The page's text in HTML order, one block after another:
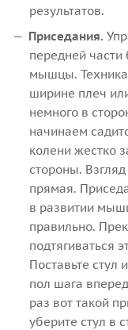
результатов.
Приседания.
передней
мышцы. Техника
ширине плеч
немного в
начинаем
колени жестко
стороны.
прямая.
в развитии
правильно.
подтягиваться
Поставьте стул
пол шага
раз вот такой
уберите стул в